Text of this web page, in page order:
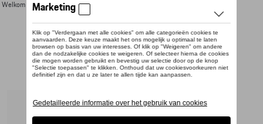
Welkom >Voor u >Divers > Detail